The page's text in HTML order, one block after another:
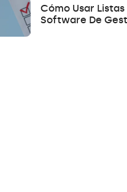
Cómo Usar
Software De